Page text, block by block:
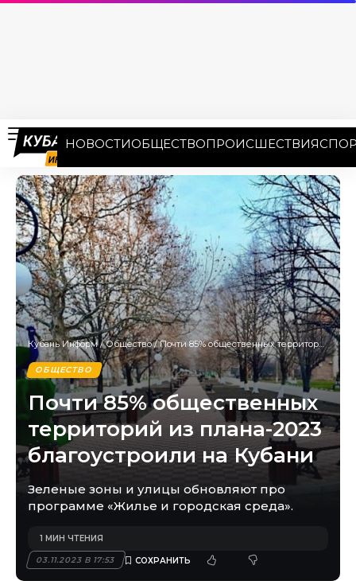
НОВОСТИОБЩЕСТВОПРОИСШЕСТВИЯ
Кубань Информ/Общество/Почти 85% общественных территорий из плана-2023 благоустроили на Кубани
ОБЩЕСТВО
Почти 85% общественных
территорий из плана-2023
благоустроили на Кубани
Зеленые зоны и улицы обновляют про
программе «Жилье и городская среда».
03.11.2023 В 17:53
1 МИН ЧТЕНИЯ